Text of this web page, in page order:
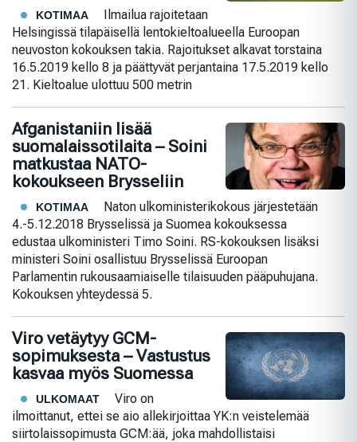
KOTIMAA
Ilmailua rajoitetaan
Helsingissä tilapäisellä lentokieltoalueella Euroopan
neuvoston kokouksen takia. Rajoitukset alkavat torstaina
16.5.2019 kello 8 ja päättyvät perjantaina 17.5.2019 kello
21. Kieltoalue ulottuu 500 metrin
Afganistaniin lisää
suomalaissotilaita – Soini
matkustaa NATO-
kokoukseen Brysseliin
KOTIMAA
Naton ulkoministerikokous järjestetään
4.-5.12.2018 Brysselissä ja Suomea kokouksessa
edustaa ulkoministeri Timo Soini. RS-kokouksen lisäksi
ministeri Soini osallistuu Brysselissä Euroopan
Parlamentin rukousaamiaiselle tilaisuuden pääpuhujana.
Kokouksen yhteydessä 5.
Viro vetäytyy GCM-
sopimuksesta – Vastustus
kasvaa myös Suomessa
ULKOMAAT
Viro on
ilmoittanut, ettei se aio allekirjoittaa YK:n veistelemää
siirtolaissopimusta GCM:ää, joka mahdollistaisi